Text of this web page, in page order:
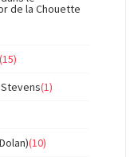
de la Chouette
(15)
Stevens(1)
(10)